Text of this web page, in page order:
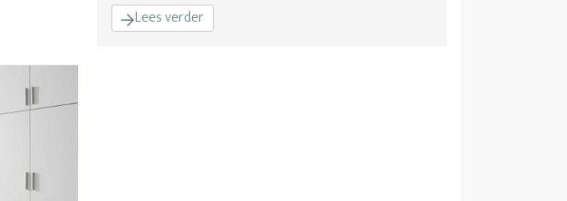
Lees verder